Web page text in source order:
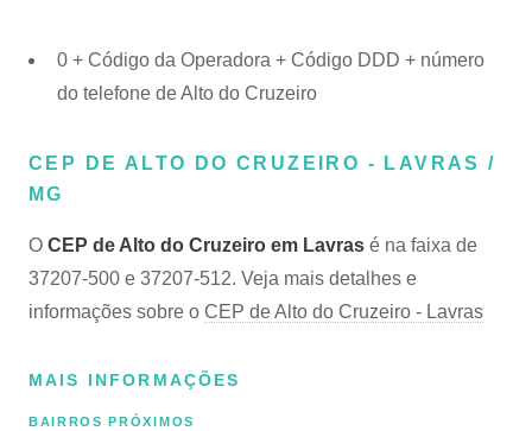
0 + Código da Operadora + Código DDD + número
do telefone de Alto do Cruzeiro
CEP DE ALTO DO CRUZEIRO - LAVRAS /
MG
O CEP de Alto do Cruzeiro em Lavras é na faixa de
37207-500 e 37207-512. Veja mais detalhes e
informações sobre o CEP de Alto do Cruzeiro - Lavras
MAIS INFORMAÇÕES
BAIRROS PRÓXIMOS